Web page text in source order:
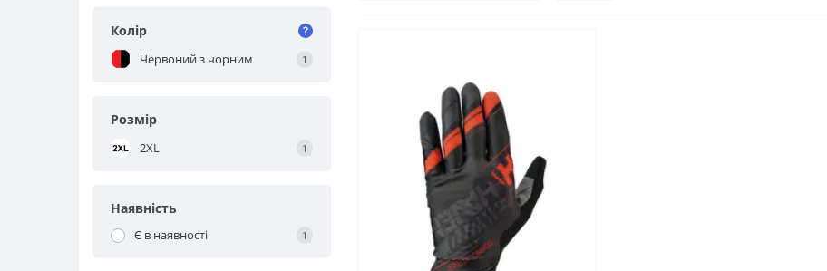
Колір
Червоний з чорним 1
Розмір
2XL 1
Наявність
Є в наявності 1